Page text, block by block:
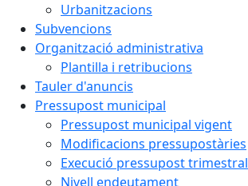
Urbanitzacions
Subvencions
Organització administrativa
Plantilla i retribucions
Tauler d'anuncis
Pressupost municipal
Pressupost municipal vigent
Modificacions pressupostàries
Execució pressupost trimestral
Nivell endeutament